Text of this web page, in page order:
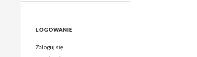
LOGOWANIE
Zaloguj się